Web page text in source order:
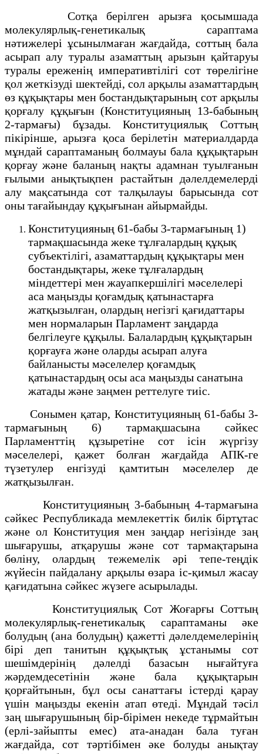
Сотқа берілген арызға қосымшада
молекулярлық-генетикалық сараптама
нәтижелері ұсынылмаған жағдайда, соттың бала
асырап алу туралы азаматтың арызын қайтаруы
туралы ереженің императивтілігі сот төрелігіне
қол жеткізуді шектейді, сол арқылы азаматтардың
өз құқықтары мен бостандықтарының сот арқылы
қорғалу құқығын (Конституцияның 13-бабының
2-тармағы) бұзады. Конституциялық Соттың
пікірінше, арызға қоса берілетін материалдарда
мұндай сараптаманың болмауы бала құқықтарын
қорғау және баланың нақты адамнан туылғанын
ғылыми анықтықпен растайтын дәлелдемелерді
алу мақсатында сот талқылауы барысында сот
оны тағайындау құқығынан айырмайды.
Конституцияның 61-бабы 3-тармағының 1)
тармақшасында жеке тұлғалардың құқық
субъектілігі, азаматтардың құқықтары мен
бостандықтары, жеке тұлғалардың
міндеттері мен жауапкершілігі мәселелері
аса маңызды қоғамдық қатынастарға
жатқызылған, олардың негізгі қағидаттары
мен нормаларын Парламент заңдарда
белгілеуге құқылы. Балалардың құқықтарын
қорғауға және оларды асырап алуға
байланысты мәселелер қоғамдық
қатынастардың осы аса маңызды санатына
жатады және заңмен реттелуге тиіс.
Сонымен қатар, Конституцияның 61-бабы 3-
тармағының 6) тармақшасына сәйкес
Парламенттің құзыретіне сот ісін жүргізу
мәселелері, қажет болған жағдайда АПК-ге
түзетулер енгізуді қамтитын мәселелер де
жатқызылған.
Конституцияның 3-бабының 4-тармағына
сәйкес Республикада мемлекеттік билік біртұтас
және ол Конституция мен заңдар негізінде заң
шығарушы, атқарушы және сот тармақтарына
бөліну, олардың тежемелік әрі тепе-теңдік
жүйесін пайдалану арқылы өзара іс-қимыл жасау
қағидатына сәйкес жүзеге асырылады.
Конституциялық Сот Жоғарғы Соттың
молекулярлық-генетикалық сараптаманы әке
болудың (ана болудың) қажетті дәлелдемелерінің
бірі деп танитын құқықтық ұстанымы сот
шешімдерінің дәлелді базасын нығайтуға
жәрдемдесетінін және бала құқықтарын
қорғайтынын, бұл осы санаттағы істерді қарау
үшін маңызды екенін атап өтеді. Мұндай тәсіл
заң шығарушының бір-бірімен некеде тұрмайтын
(ерлі-зайыпты емес) ата-анадан бала туған
жағдайда, сот тәртібімен әке болуды анықтау